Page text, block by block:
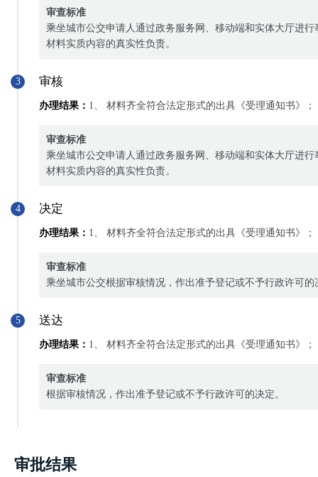
审查标准
乘坐城市公交申请人通过政务服务网、移动端和实体大厅进
材料实质内容的真实性负责。
3 审核
办理结果： 1、 材料齐全符合法定形式的出具《受理通知书》
审查标准
乘坐城市公交申请人通过政务服务网、移动端和实体大厅进
材料实质内容的真实性负责。
4 决定
办理结果： 1、 材料齐全符合法定形式的出具《受理通知书》
审查标准
乘坐城市公交根据审核情况，作出准予登记或不予行政许可的
5 送达
办理结果： 1、 材料齐全符合法定形式的出具《受理通知书》
审查标准
根据审核情况，作出准予登记或不予行政许可的决定。
审批结果